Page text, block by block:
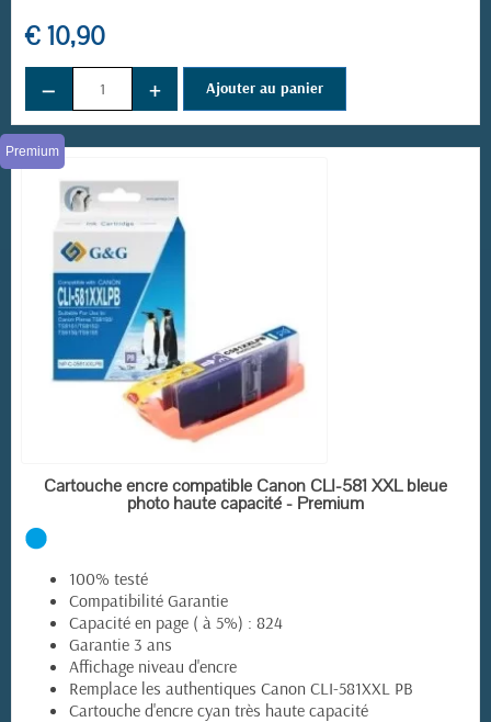
€ 10,90
− + Ajouter au panier
EN STOCK
Premium
Cartouche encre compatible Canon CLI-581 XXL bleue
photo haute capacité - Premium
100% testé
Compatibilité Garantie
Capacité en page ( à 5%) : 824
Garantie 3 ans
Affichage niveau d'encre
Remplace les authentiques Canon CLI-581XXL PB
Cartouche d'encre cyan très haute capacité